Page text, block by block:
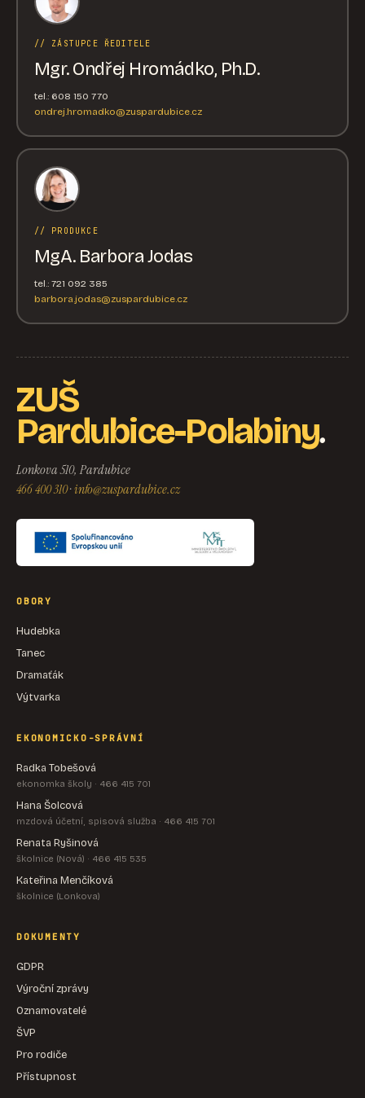
// ZÁSTUPCE ŘEDITELE
Mgr. Ondřej Hromádko, Ph.D.
tel.: 608 150 770
ondrej.hromadko@zuspardubice.cz
// PRODUKCE
MgA. Barbora Jodas
tel.: 721 092 385
barbora.jodas@zuspardubice.cz
ZUŠ
Pardubice-Polabiny.
Lonkova 510, Pardubice
466 400 310·info@zuspardubice.cz
OBORY
Hudebka
Tanec
Dramaťák
Výtvarka
EKONOMICKO-SPRÁVNÍ
Radka Tobešová
ekonomka školy · 466 415 701
Hana Šolcová
mzdová účetní, spisová služba · 466 415 701
Renata Ryšinová
školnice (Nová) · 466 415 535
Kateřina Menčíková
školnice (Lonkova)
DOKUMENTY
GDPR
Výroční zprávy
Oznamovatelé
ŠVP
Pro rodiče
Přístupnost